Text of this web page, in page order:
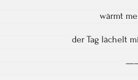
wärmt
der Tag lächelt
—–